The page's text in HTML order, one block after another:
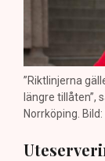
”Riktlinjerna
längre tillåten”,
Norrköping.